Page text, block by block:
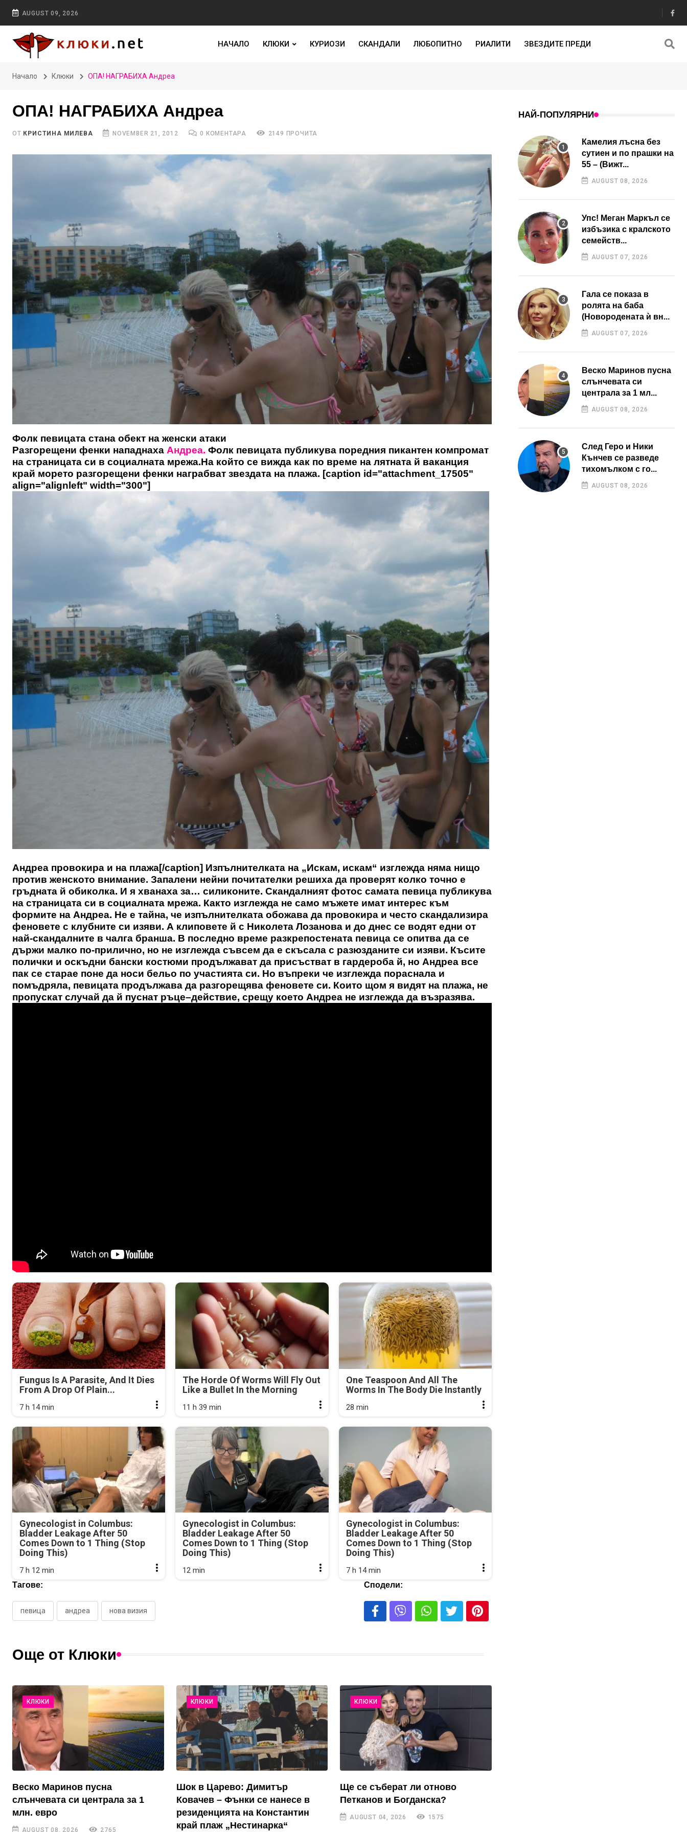
AUGUST 09, 2026
НАЧАЛО КЛЮКИ КУРИОЗИ СКАНДАЛИ ЛЮБОПИТНО РИАЛИТИ ЗВЕЗДИТЕ ПРЕДИ
Начало Клюки ОПА! НАГРАБИХА Андреа
ОПА! НАГРАБИХА Андреа
ОТ КРИСТИНА МИЛЕВА NOVEMBER 21, 2012 0 КОМЕНТАРА 2149 ПРОЧИТА
Фолк певицата стана обект на женски атаки
Разгорещени фенки нападнаха Андреа. Фолк певицата публикува поредния пикантен компромат
на страницата си в социалната мрежа.На който се вижда как по време на лятната й ваканция
край морето разгорещени фенки награбват звездата на плажа. [caption id="attachment_17505"
align="alignleft" width="300"]
Андреа провокира и на плажа[/caption] Изпълнителката на „Искам, искам“ изглежда няма нищо
против женското внимание. Запалени нейни почитателки решиха да проверят колко точно е
гръдната й обиколка. И я хванаха за… силиконите. Скандалният фотос самата певица публикува
на страницата си в социалната мрежа. Както изглежда не само мъжете имат интерес към
формите на Андреа. Не е тайна, че изпълнителката обожава да провокира и често скандализира
феновете с клубните си изяви. А клиповете й с Николета Лозанова и до днес се водят едни от
най-скандалните в чалга бранша. В последно време разкрепостената певица се опитва да се
държи малко по-прилично, но не изглежда съвсем да е скъсала с разюзданите си изяви. Късите
полички и оскъдни бански костюми продължават да присъстват в гардероба й, но Андреа все
пак се старае поне да носи бельо по участията си. Но въпреки че изглежда пораснала и
помъдряла, певицата продължава да разгорещява феновете си. Които щом я видят на плажа, не
пропускат случай да й пуснат ръце–действие, срещу което Андреа не изглежда да възразява.
Fungus Is A Parasite, And It Dies
From A Drop Of Plain...
7 h 14 min
The Horde Of Worms Will Fly Out
Like a Bullet In the Morning
11 h 39 min
One Teaspoon And All The
Worms In The Body Die Instantly
28 min
Gynecologist in Columbus:
Bladder Leakage After 50
Comes Down to 1 Thing (Stop
Doing This)
7 h 12 min
Gynecologist in Columbus:
Bladder Leakage After 50
Comes Down to 1 Thing (Stop
Doing This)
12 min
Gynecologist in Columbus:
Bladder Leakage After 50
Comes Down to 1 Thing (Stop
Doing This)
7 h 14 min
Тагове:
певица андреа нова визия
Сподели:
Още от Клюки
КЛЮКИ
Веско Маринов пусна
слънчевата си централа за 1
млн. евро
AUGUST 08, 2026 2765
КЛЮКИ
Шок в Царево: Димитър
Ковачев – Фънки се нанесе в
резиденцията на Константин
край плаж „Нестинарка“
КЛЮКИ
Ще се съберат ли отново
Петканов и Богданска?
AUGUST 04, 2026 1575
НАЙ-ПОПУЛЯРНИ
Камелия лъсна без
сутиен и по прашки на
55 – (Вижт...
AUGUST 08, 2026
Упс! Меган Маркъл се
избъзика с кралското
семейств...
AUGUST 07, 2026
Гала се показа в
ролята на баба
(Новородената ѝ вн...
AUGUST 07, 2026
Веско Маринов пусна
слънчевата си
централа за 1 мл...
AUGUST 08, 2026
След Геро и Ники
Кънчев се разведе
тихомълком с го...
AUGUST 08, 2026